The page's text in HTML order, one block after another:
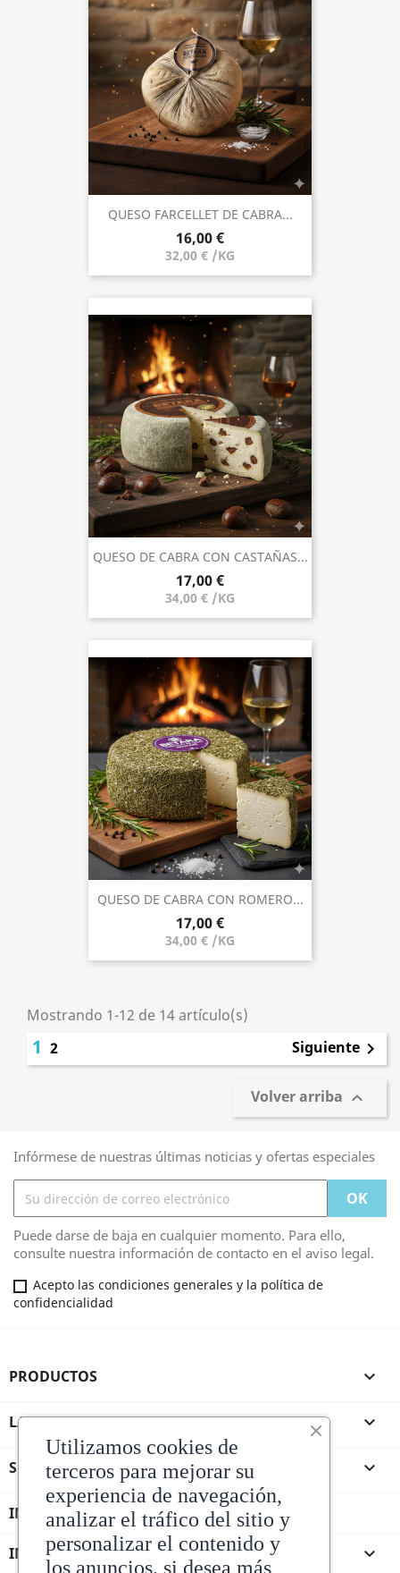
QUESO FARCELLET DE CABRA...
16,00 €
32,00 € /KG
QUESO DE CABRA CON CASTAÑAS...
17,00 €
34,00 € /KG
QUESO DE CABRA CON ROMERO...
17,00 €
34,00 € /KG
Mostrando 1-12 de 14 artículo(s)
1 2 Siguiente 
Volver arriba 
Infórmese de nuestras últimas noticias y ofertas especiales
Puede darse de baja en cualquier momento. Para ello,
consulte nuestra información de contacto en el aviso legal.
Acepto las condiciones generales y la política de
confidencialidad
PRODUCTOS 
LA TIENDA DE ANDRES 
SU CUENTA 
INFORMACIÓN DE LA TIENDA
INFORMACIÓN 
Utilizamos cookies de
terceros para mejorar su
experiencia de navegación,
analizar el tráfico del sitio y
personalizar el contenido y
los anuncios. si desea más